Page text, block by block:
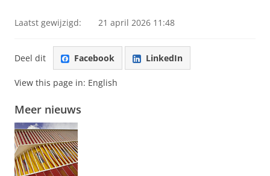
Laatst gewijzigd: 21 april 2026 11:48
Deel dit Facebook LinkedIn
View this page in: English
Meer nieuws